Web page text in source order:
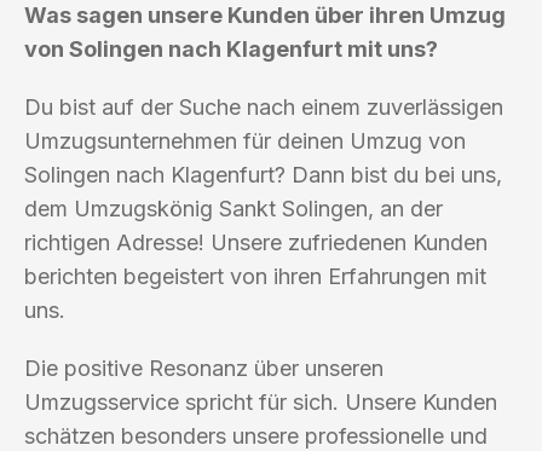
Was sagen unsere Kunden über ihren Umzug
von Solingen nach Klagenfurt mit uns?
Du bist auf der Suche nach einem zuverlässigen
Umzugsunternehmen für deinen Umzug von
Solingen nach Klagenfurt? Dann bist du bei uns,
dem Umzugskönig Sankt Solingen, an der
richtigen Adresse! Unsere zufriedenen Kunden
berichten begeistert von ihren Erfahrungen mit
uns.
Die positive Resonanz über unseren
Umzugsservice spricht für sich. Unsere Kunden
schätzen besonders unsere professionelle und